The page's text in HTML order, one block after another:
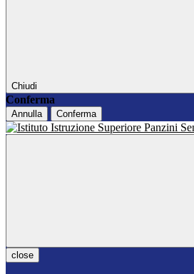
Chiudi
Conferma
Annulla Conferma
close